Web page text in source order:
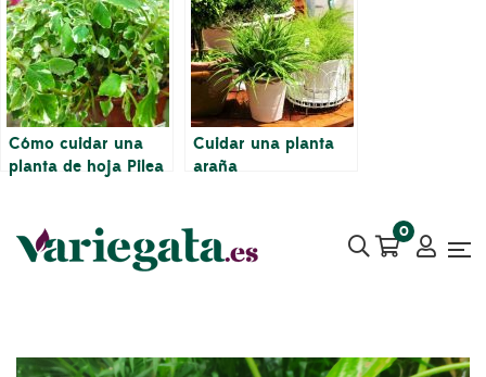
Cómo cuidar una
planta de hoja Pilea
Cuidar una planta
araña
0